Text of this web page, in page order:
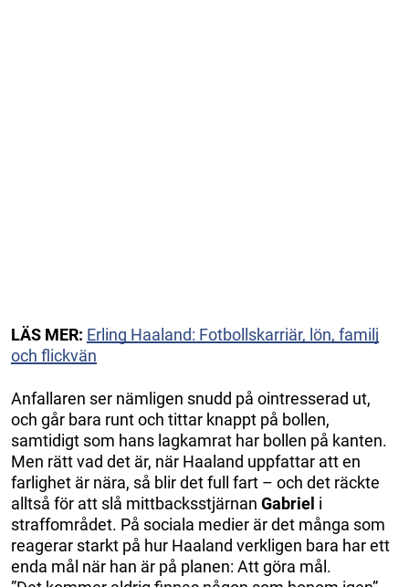
LÄS MER: Erling Haaland: Fotbollskarriär, lön, familj
och flickvän
Anfallaren ser nämligen snudd på ointresserad ut,
och går bara runt och tittar knappt på bollen,
samtidigt som hans lagkamrat har bollen på kanten.
Men rätt vad det är, när Haaland uppfattar att en
farlighet är nära, så blir det full fart – och det räckte
alltså för att slå mittbacksstjärnan Gabriel i
straffområdet. På sociala medier är det många som
reagerar starkt på hur Haaland verkligen bara har ett
enda mål när han är på planen: Att göra mål.